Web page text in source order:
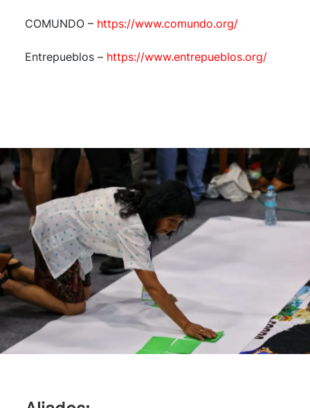
COMUNDO – https://www.comundo.org/
Entrepueblos – https://www.entrepueblos.org/